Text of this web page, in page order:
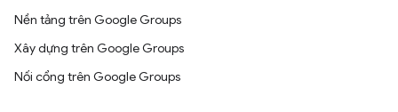
Nền tảng trên Google Groups
Xây dựng trên Google Groups
Nối cổng trên Google Groups